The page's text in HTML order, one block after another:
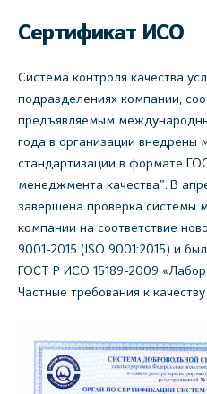
Сертификат ИСО
Система контроля качества
подразделениях компании,
предъявляемым
года в организации
стандартизации в формате
менеджмента качества". В
завершена проверка системы
компании на соответствие
9001-2015 (ISO 9001:2015) и
ГОСТ Р ИСО 15189-2009
Частные требования к